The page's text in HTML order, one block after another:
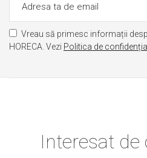
Vreau să primesc informații
HORECA. Vezi Politica de
Interesat de